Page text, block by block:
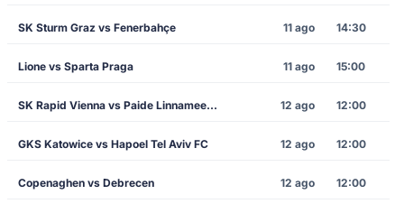
SK Sturm Graz vs Fenerbahçe 11 ago 14:30
Lione vs Sparta Praga 11 ago 15:00
SK Rapid Vienna vs Paide Linnameeskond 12 ago 12:00
GKS Katowice vs Hapoel Tel Aviv FC 12 ago 12:00
Copenaghen vs Debrecen 12 ago 12:00